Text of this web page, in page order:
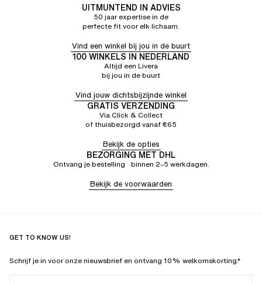
UITMUNTEND IN ADVIES
50 jaar expertise in de
perfecte fit voor elk lichaam.
Vind een winkel bij jou in de buurt
100 WINKELS IN NEDERLAND
Altijd een Livera
bij jou in de buurt
Vind jouw dichtsbijzijnde winkel
GRATIS VERZENDING
Via Click & Collect
of thuisbezorgd vanaf €65
Bekijk de opties
BEZORGING MET DHL
Ontvang je bestelling binnen 2–5 werkdagen.
Bekijk de voorwaarden
GET TO KNOW US!
Schrijf je in voor onze nieuwsbrief en ontvang 10% welkomskorting.*